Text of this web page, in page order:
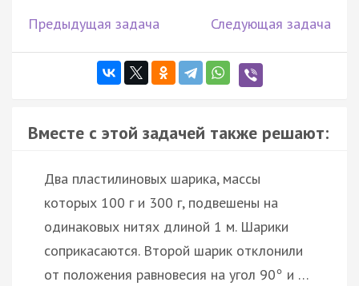
Предыдущая задача Следующая задача
Вместе с этой задачей также решают:
Два пластилиновых шарика, массы
которых 100 г и 300 г, подвешены на
одинаковых нитях длиной 1 м. Шарики
соприкасаются. Второй шарик отклонили
от положения равновесия на угол 90° и …